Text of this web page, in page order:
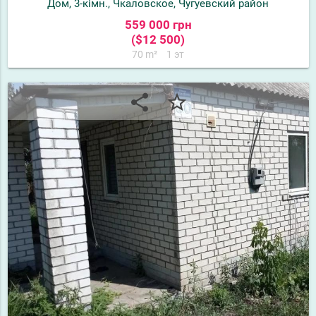
Дом, 3-кімн., Чкаловское, Чугуевский район
559 000 грн
($12 500)
70 m² 1 эт
share star_border